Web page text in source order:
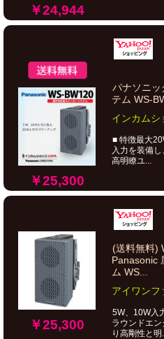
￥24,944
￥25,300
パナソニッ
テム WS-
インカムシ
■ 特徴最大
入力を装備
高明瞭ユ...
￥25,300
(送料無料)
Panasonic
ム WS...
アイワンフ
5W、10W入
ラウンドエ
り高剛性と明